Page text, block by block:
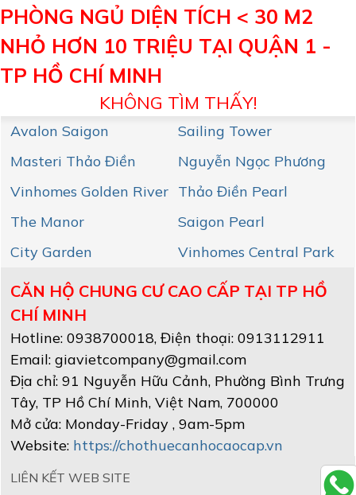
PHÒNG NGỦ DIỆN TÍCH < 30 M2
NHỎ HƠN 10 TRIỆU TẠI QUẬN 1 -
TP HỒ CHÍ MINH
KHÔNG TÌM THẤY!
Avalon Saigon
Sailing Tower
Masteri Thảo Điền
Nguyễn Ngọc Phương
Vinhomes Golden River Thảo Điền Pearl
The Manor
Saigon Pearl
City Garden
Vinhomes Central Park
CĂN HỘ CHUNG CƯ CAO CẤP TẠI TP HỒ
CHÍ MINH
Hotline: 0938700018, Điện thoại: 0913112911
Email: giavietcompany@gmail.com
Địa chỉ: 91 Nguyễn Hữu Cảnh, Phường Bình Trưng
Tây, TP Hồ Chí Minh, Việt Nam, 700000
Mở cửa: Monday-Friday , 9am-5pm
Website: https://chothuecanhocaocap.vn
LIÊN KẾT WEB SITE